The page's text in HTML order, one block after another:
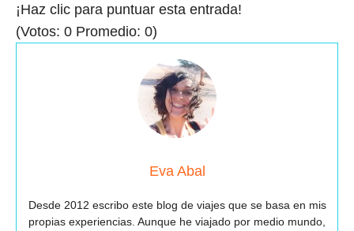
¡Haz clic para puntuar esta entrada!
(Votos: 0 Promedio: 0)
Eva Abal
Desde 2012 escribo este blog de viajes que se basa en mis
propias experiencias. Aunque he viajado por medio mundo,